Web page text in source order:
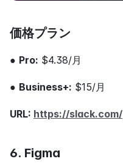
価格プラン
● Pro: $4.38/月
● Business+: $15/月
URL: https://slack.com/
6. Figma